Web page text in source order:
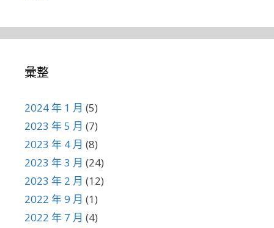
彙整
2024 年 1 月 (5)
2023 年 5 月 (7)
2023 年 4 月 (8)
2023 年 3 月 (24)
2023 年 2 月 (12)
2022 年 9 月 (1)
2022 年 7 月 (4)